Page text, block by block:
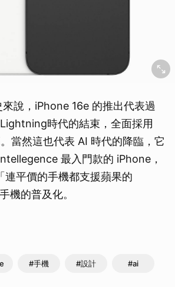
說，iPhone 16e 的推出代表過
時代的結束，全面採用
當然這也代表 AI 時代的降臨，它
最入門款的 iPhone，
連平價的手機都支援蘋果的
機的普及化。
#手機 #設計 #ai